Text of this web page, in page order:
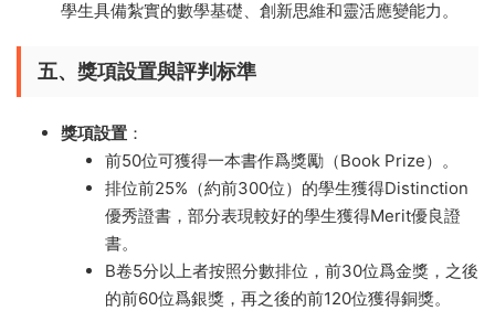
學生具備紮實的數學基礎、創新思維和靈活應變能力。
五、獎項設置與評判标準
獎項設置 ：
前50位可獲得一本書作爲獎勵（Book Prize）。
排位前25%（約前300位）的學生獲得Distinction
優秀證書，部分表現較好的學生獲得Merit優良證
書。
B卷5分以上者按照分數排位，前30位爲金獎，之後
的前60位爲銀獎，再之後的前120位獲得銅獎。